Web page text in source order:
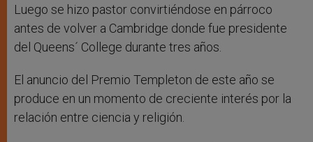
Luego se hizo pastor convirtiéndose en párroco
antes de volver a Cambridge donde fue presidente
del Queens´ College durante tres años.
El anuncio del Premio Templeton de este año se
produce en un momento de creciente interés por la
relación entre ciencia y religión.